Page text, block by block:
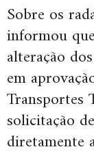
Sobre os
informou
alteração
em
Transportes
solicitação
diretamente